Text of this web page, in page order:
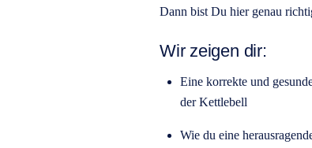
Dann bist Du hier genau
Wir zeigen dir:
Eine korrekte und
der Kettlebell
Wie du eine